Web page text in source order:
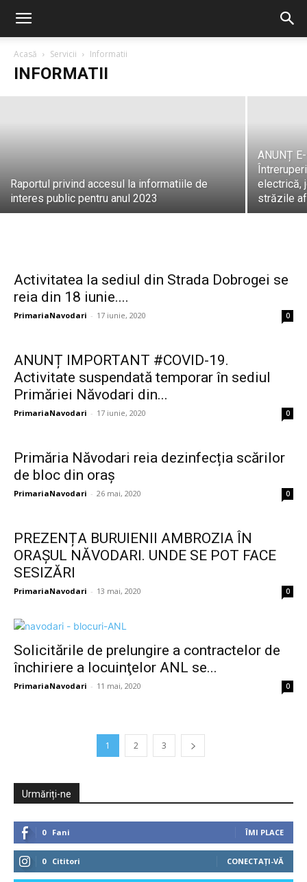
Acasă Servicii Informatii
INFORMATII
Formulare
PrimariaNavodari 1 martie, 2026
Raportul privind accesul la informatiile de
interes public pentru anul 2023
ANUNȚ
electrică,
străzile
Activitatea la sediul din Strada Dobrogei se
reia din 18 iunie....
PrimariaNavodari - 17 iunie, 2020 0
ANUNȚ IMPORTANT #COVID-19.
Activitate suspendată temporar în sediul
Primăriei Năvodari din...
PrimariaNavodari - 17 iunie, 2020 0
Primăria Năvodari reia dezinfecția scărilor
de bloc din oraș
PrimariaNavodari - 26 mai, 2020 0
PREZENȚA BURUIENII AMBROZIA ÎN
ORAȘUL NĂVODARI. UNDE SE POT FACE
SESIZĂRI
PrimariaNavodari - 13 mai, 2020 0
Solicitările de prelungire a contractelor de
închiriere a locuinţelor ANL se...
PrimariaNavodari - 11 mai, 2020 0
1 2 3
Urmăriți-ne
0 Fani ÎMI PLACE
0 Cititori CONECTAȚI-VĂ